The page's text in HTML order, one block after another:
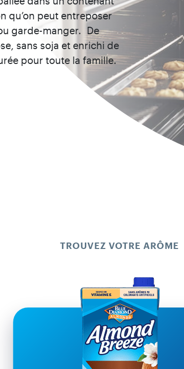
qu’on peut entreposer
garde-manger. De
sans soja et enrichi de
pour toute la famille.
TROUVEZ VOTRE ARÔME